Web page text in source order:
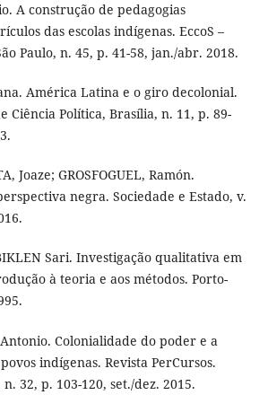
A construção de pedagogias
das escolas indígenas. EccoS –
Paulo, n. 45, p. 41-58, jan./abr. 2018.
América Latina e o giro decolonial.
Ciência Política, Brasília, n. 11, p. 89-
Joaze; GROSFOGUEL, Ramón.
negra. Sociedade e Estado, v.
Sari. Investigação qualitativa em
à teoria e aos métodos. Porto-
Colonialidade do poder e a
indígenas. Revista PerCursos.
32, p. 103-120, set./dez. 2015.